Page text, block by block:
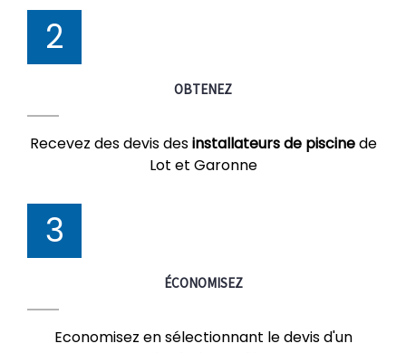
2
OBTENEZ
Recevez des devis desinstallateurs de piscinede
Lot et Garonne
3
ÉCONOMISEZ
Economisez en sélectionnant le devis d'un